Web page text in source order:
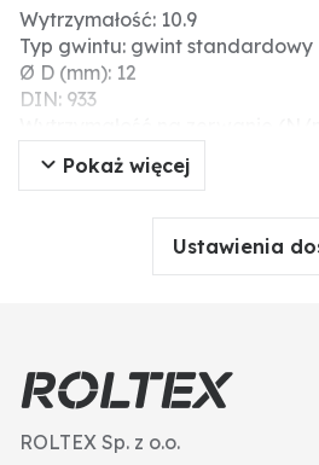
Wytrzymałość: 10.9
Typ gwintu: gwint standardowy
Ø D (mm): 12
DIN: 933
Powierzchnia: unbehandelt, roh
Długość (mm): 60
Typ: śruby z łbem sześciokątnym
Pokaż więcej
Ustawienia
ROLTEX Sp. z o.o.